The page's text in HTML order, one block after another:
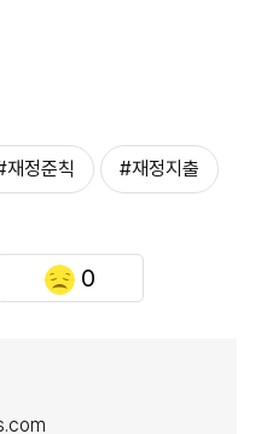
재정준칙 #재정지출
0